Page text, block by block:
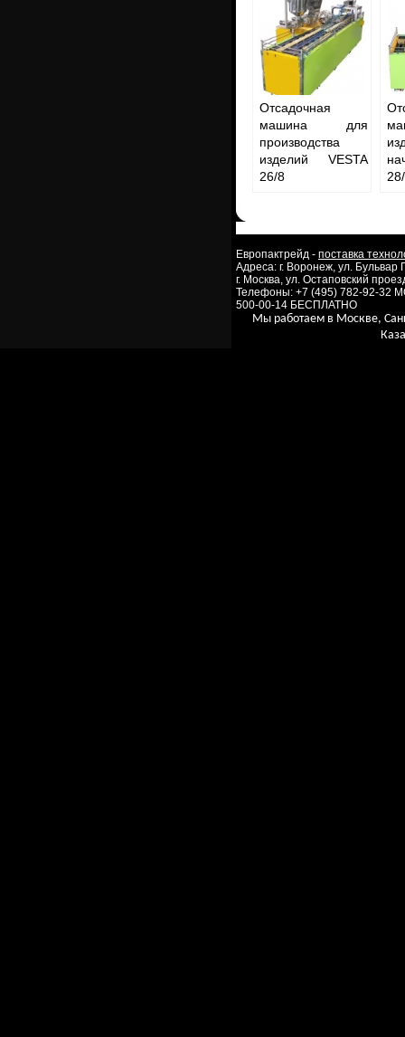
Отсадочная
машина для
производства
изделий VESTA
26/8
Европактрейд - поставка
Адреса: г. Воронеж, ул.
г. Москва, ул. Остаповский
Телефоны: +7 (495) 782-92-32
500-00-14 БЕСПЛАТНО
Мы работаем в Москве,